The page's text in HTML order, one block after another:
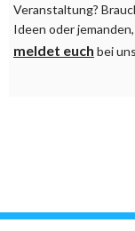
Veranstaltung?
Ideen oder
meldet euch bei